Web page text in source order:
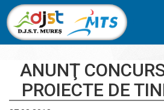
ANUNŢ
PROIECTE DE